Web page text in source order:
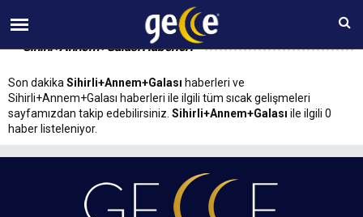
09 AĞUSTOS Pazar 11:06
Sihirli+Annem+Galası Haberleri
Son dakika Sihirli+Annem+Galası haberleri ve
Sihirli+Annem+Galası haberleri ile ilgili tüm sıcak gelişmeleri
sayfamızdan takip edebilirsiniz. Sihirli+Annem+Galası ile ilgili 0
haber listeleniyor.